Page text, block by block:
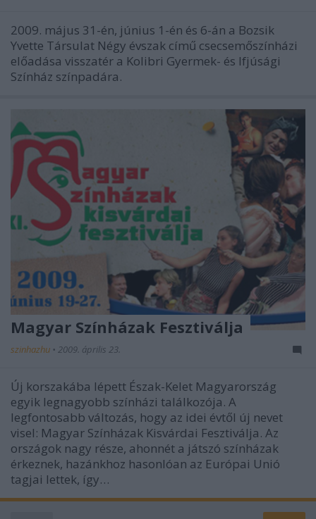
2009. május 31-én, június 1-én és 6-án a Bozsik
Yvette Társulat Négy évszak című csecsemőszínházi
előadása visszatér a Kolibri Gyermek- és Ifjúsági
Színház színpadára.
Magyar Színházak Fesztiválja
szinhazhu • 2009. április 23.
Új korszakába lépett Észak-Kelet Magyarország
egyik legnagyobb színházi találkozója. A
legfontosabb változás, hogy az idei évtől új nevet
visel: Magyar Színházak Kisvárdai Fesztiválja. Az
országok nagy része, ahonnét a játszó színházak
érkeznek, hazánkhoz hasonlóan az Európai Unió
tagjai lettek, így…